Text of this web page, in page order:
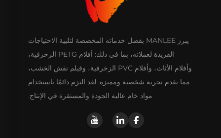
يبرز MANLEE بفضل خدماته المخصصة لتلبية الاحتياجات
الفريدة لعملائه، بما في ذلك: أفلام PETG الزخرفية،
وأفلام الأثاث، وأفلام PVC الزخرفية، وفيلم نقش الخشب،
مما يقدم تجربة شخصية ومميزة. لقد التزم دائمًا باستخدام
مواد خام عالية الجودة والمستقرة في الإنتاج.